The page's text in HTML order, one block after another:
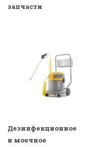
запчасти
Дезинфекционное
и моечное